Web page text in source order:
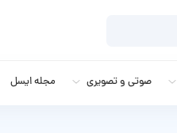
صوتی و تصویری مجله ایسل